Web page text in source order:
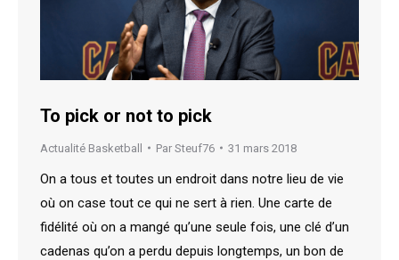
To pick or not to pick
Actualité Basketball Par Steuf76 31 mars 2018
On a tous et toutes un endroit dans notre lieu de vie
où on case tout ce qui ne sert à rien. Une carte de
fidélité où on a mangé qu’une seule fois, une clé d’un
cadenas qu’on a perdu depuis longtemps, un bon de